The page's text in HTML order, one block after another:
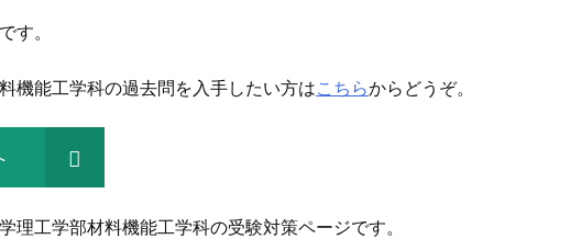
す。
機能工学科の過去問を入手したい方はこちらからどうぞ。
理工学部材料機能工学科の受験対策ページです。